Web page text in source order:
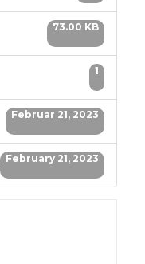
73.00 KB
1
Februar 21, 2023
February 21, 2023